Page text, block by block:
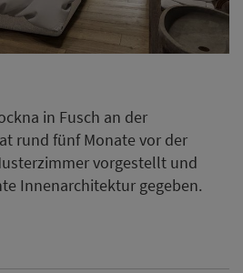
in Fusch an der
rund fünf Monate vor der
vorgestellt und
Innenarchitektur gegeben.